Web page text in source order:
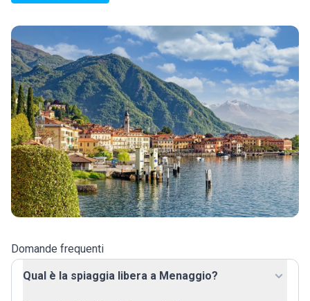
Domande frequenti
Qual è la spiaggia libera a Menaggio?